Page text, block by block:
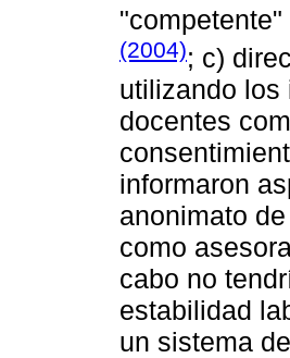
(2004); c)
utilizando los
docentes
informaron
anonimato
como
cabo no
estabilidad
un sistema